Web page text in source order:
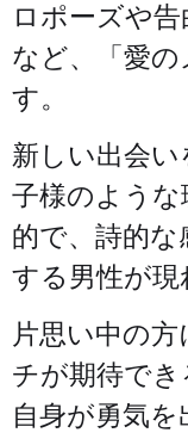
ロポーズや
など、「愛
す。
新しい出会
子様のような
的で、詩的な
する男性が現
片思い中の
チが期待で
自身が勇気